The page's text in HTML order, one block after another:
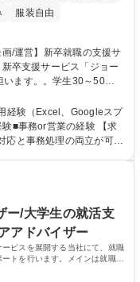
服装自由
います。。学生30～50
事前の案内送付、参加
：4割】
ンへの指示出し、学生の
善：6割】事前案内・リマ
気な対応で主体的に場を
経験（Excel、Googleスプ
■事務or営業の経験 【求
応と事務処理の両立が可能
でなく他部門と連携しな
が身につき市場価値を上
特化したサービスを展開
第一想起される存在です
ー/大学生の就活支
アドバイザー
ビスを展開する当社にて、就職
トを行います。メインは就職活